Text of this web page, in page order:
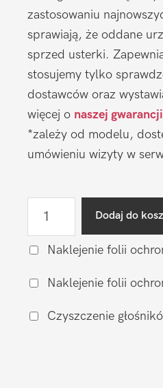
zastosowaniu
sprawiają, że oddane
sprzed usterki.
stosujemy tylko
dostawców oraz
więcej o naszej gwarancji
*zależy od modelu,
umówieniu wizyty w
gniazda
Apple
Dodaj do
Naklejenie folii
Naklejenie folii
Czyszczenie